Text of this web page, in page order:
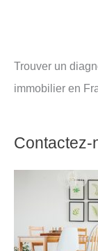
Trouver un
immobilier en
Contactez-